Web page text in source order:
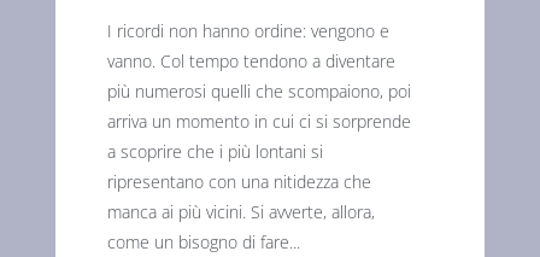
I ricordi non hanno ordine: vengono e
vanno. Col tempo tendono a diventare
più numerosi quelli che scompaiono, poi
arriva un momento in cui ci si sorprende
a scoprire che i più lontani si
ripresentano con una nitidezza che
manca ai più vicini. Si avverte, allora,
come un bisogno di fare...